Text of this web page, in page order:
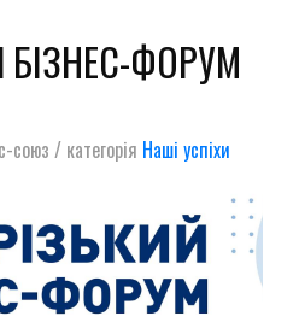
БІЗНЕС-ФОРУМ
/ категорія Наші успіхи